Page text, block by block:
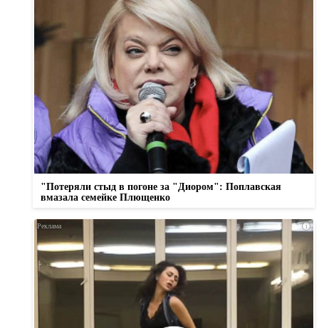
"Потеряли стыд в погоне за "Диором": Поплавская
вмазала семейке Плющенко
i